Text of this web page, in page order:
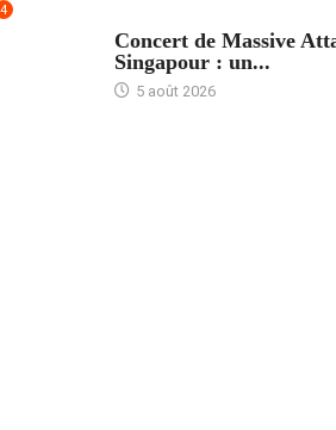
4
Concert de Massive
Singapour : un...
5 août 2026